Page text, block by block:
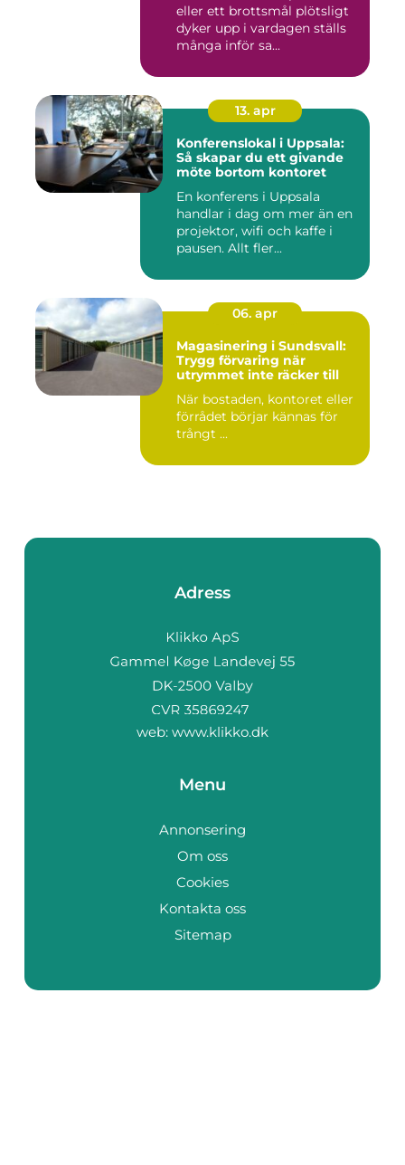
eller ett brottsmål plötsligt
dyker upp i vardagen ställs
många inför sa...
13. apr
Konferenslokal i Uppsala:
Så skapar du ett givande
möte bortom kontoret
En konferens i Uppsala
handlar i dag om mer än en
projektor, wifi och kaffe i
pausen. Allt fler...
06. apr
Magasinering i Sundsvall:
Trygg förvaring när
utrymmet inte räcker till
När bostaden, kontoret eller
förrådet börjar kännas för
trångt ...
Adress
web: www.klikko.dk
Menu
Annonsering
Om oss
Cookies
Kontakta oss
Sitemap